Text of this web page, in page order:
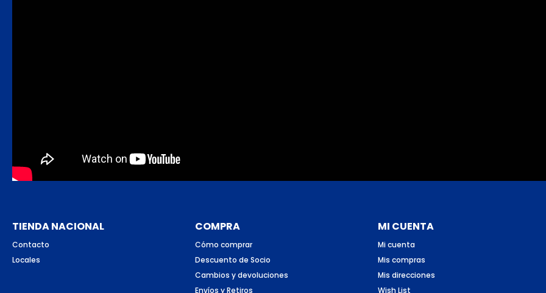
TIENDA NACIONAL
Contacto
Locales
COMPRA
Cómo comprar
Descuento de Socio
Cambios y devoluciones
Envíos y Retiros
MI CUENTA
Mi cuenta
Mis compras
Mis direcciones
Wish List